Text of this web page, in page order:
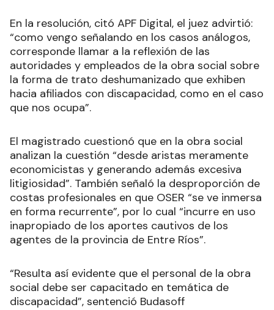
En la resolución, citó APF Digital, el juez advirtió:
“como vengo señalando en los casos análogos,
corresponde llamar a la reflexión de las
autoridades y empleados de la obra social sobre
la forma de trato deshumanizado que exhiben
hacia afiliados con discapacidad, como en el caso
que nos ocupa”.
El magistrado cuestionó que en la obra social
analizan la cuestión “desde aristas meramente
economicistas y generando además excesiva
litigiosidad”. También señaló la desproporción de
costas profesionales en que OSER “se ve inmersa
en forma recurrente”, por lo cual “incurre en uso
inapropiado de los aportes cautivos de los
agentes de la provincia de Entre Ríos”.
“Resulta así evidente que el personal de la obra
social debe ser capacitado en temática de
discapacidad”, sentenció Budasoff